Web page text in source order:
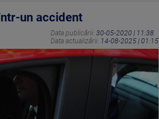
un accident
Data publicării: 30-05-2020 | 11:38
Data actualizării: 14-08-2025 | 01:15